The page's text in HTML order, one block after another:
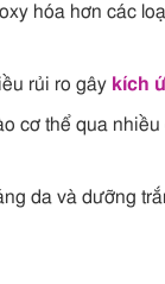
hóa hơn các
rủi ro gây kích
cơ thể qua
da và dưỡng